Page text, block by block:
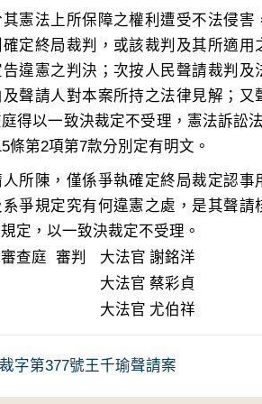
憲法上所保障之權利遭受不法侵害
定終局裁判，或該裁判及其所適
違憲之判決；次按人民聲請裁判
聲請人對本案所持之法律見解；
得以一致決裁定不受理，憲法訴訟
所陳，僅係爭執確定終局裁定認
爭規定究有何違憲之處，是其聲請
定，以一致決裁定不受理。
查庭 審判
大法官 謝銘洋
大法官 蔡彩貞
大法官 尤伯祥
字第377號王千瑜聲請案